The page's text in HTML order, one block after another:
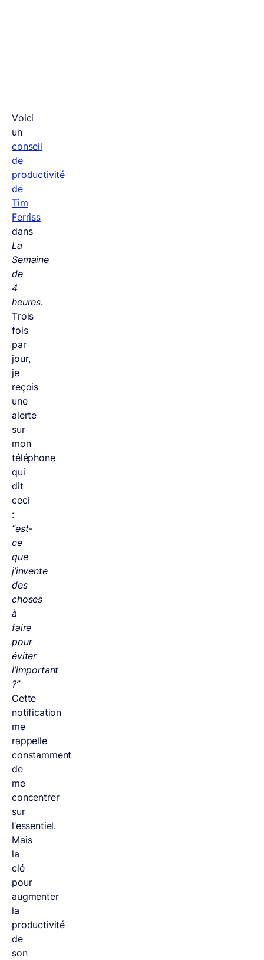
Voici
un
conseil
de
productivité
de
Tim
Ferriss
dans
La
Semaine
de
4
heures.
Trois
fois
par
jour,
je
reçois
une
alerte
sur
mon
téléphone
qui
dit
ceci
:
“est-
ce
que
j’invente
des
choses
à
faire
pour
éviter
l’important
?”
Cette
notification
me
rappelle
constamment
de
me
concentrer
sur
l’essentiel.
Mais
la
clé
pour
augmenter
la
productivité
de
son